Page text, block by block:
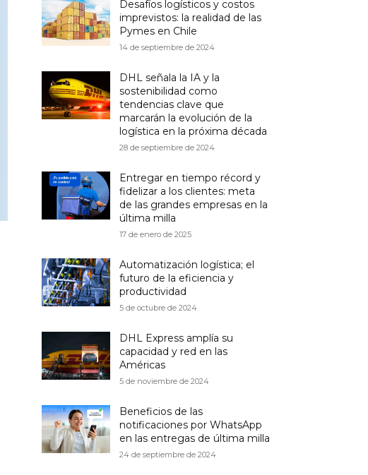
Desafíos logísticos y costos
imprevistos: la realidad de las
Pymes en Chile
14 de septiembre de 2024
DHL señala la IA y la
sostenibilidad como
tendencias clave que
marcarán la evolución de la
logística en la próxima década
28 de septiembre de 2024
Entregar en tiempo récord y
fidelizar a los clientes: meta
de las grandes empresas en la
última milla
17 de enero de 2025
Automatización logística; el
futuro de la eficiencia y
productividad
5 de octubre de 2024
DHL Express amplía su
capacidad y red en las
Américas
5 de noviembre de 2024
Beneficios de las
notificaciones por WhatsApp
en las entregas de última milla
24 de septiembre de 2024